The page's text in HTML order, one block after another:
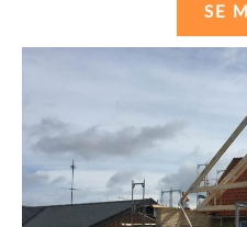
SE